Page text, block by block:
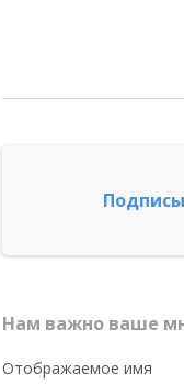
Нам важно ваше
Отображаемое имя